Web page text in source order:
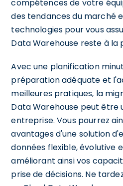
compétences de votre
des tendances du marché
technologies pour vous
Data Warehouse reste à la
Avec une planification
préparation adéquate et
meilleures pratiques, la
Data Warehouse peut être
entreprise. Vous pourrez
avantages d'une solution
données flexible, évolutive
améliorant ainsi vos
prise de décisions. Ne